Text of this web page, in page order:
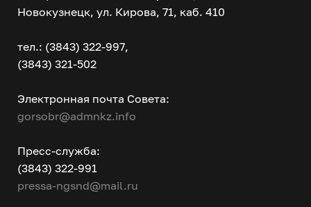
Новокузнецк, ул. Кирова, 71, каб. 410
тел.: (3843) 322-997,
(3843) 321-502
Электронная почта Совета:
gorsobr@admnkz.info
Пресс-служба:
(3843) 322-991
pressa-ngsnd@mail.ru